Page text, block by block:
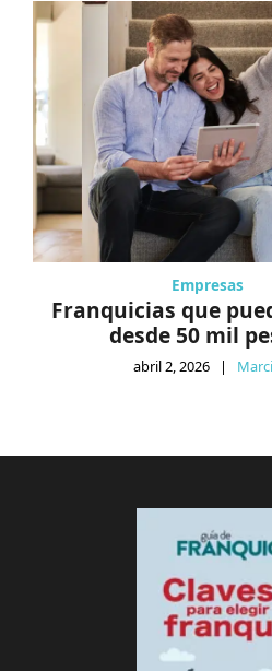
Empresas
Franquicias que
desde 50 mil
abril 2, 2026 |